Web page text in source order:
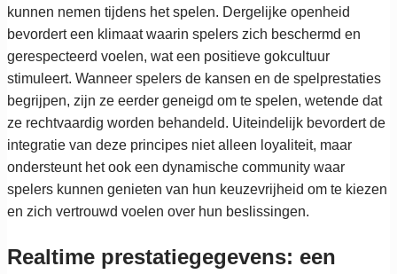
kunnen nemen tijdens het spelen. Dergelijke openheid
bevordert een klimaat waarin spelers zich beschermd en
gerespecteerd voelen, wat een positieve gokcultuur
stimuleert. Wanneer spelers de kansen en de spelprestaties
begrijpen, zijn ze eerder geneigd om te spelen, wetende dat
ze rechtvaardig worden behandeld. Uiteindelijk bevordert de
integratie van deze principes niet alleen loyaliteit, maar
ondersteunt het ook een dynamische community waar
spelers kunnen genieten van hun keuzevrijheid om te kiezen
en zich vertrouwd voelen over hun beslissingen.
Realtime prestatiegegevens: een